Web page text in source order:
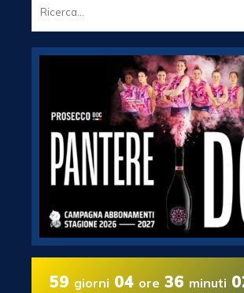
59 giorni 04 ore 36 minuti